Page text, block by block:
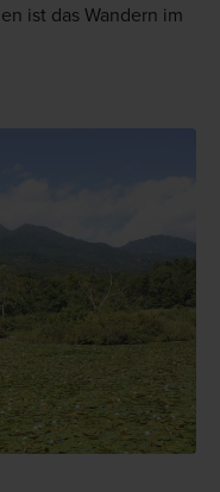
ist das Wandern im